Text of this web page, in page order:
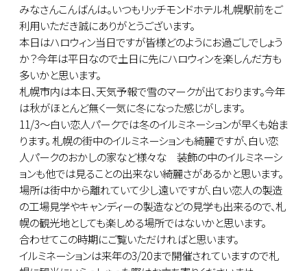
みなさんこんばんは。いつもリッチモンドホテル札幌駅前をご
利用いただき誠にありがとうございます。
本日はハロウィン当日ですが皆様どのようにお過ごしでしょう
か？今年は平日なので土日に先にハロウィンを楽しんだ方も
多いかと思います。
札幌市内は本日、天気予報で雪のマークが出ております。今年
は秋がほとんど無く一気に冬になった感じがします。
11/3～白い恋人パークでは冬のイルミネーションが早くも始ま
ります。 札幌の街中のイルミネーションも綺麗ですが、白い恋
人パークのおかしの家など様々な 装飾の中のイルミネーシ
ョンも他では見ることの出来ない綺麗さがあるかと思います。
場所は街中から離れていて少し遠いですが、白い恋人の製造
の工場見学やキャンディーの製造などの見学も出来るので、札
幌の観光地としても楽しめる場所ではないかと思います。
合わせてこの時期にご覧いただければと思います。
イルミネーションは来年の3/20まで開催されていますので札